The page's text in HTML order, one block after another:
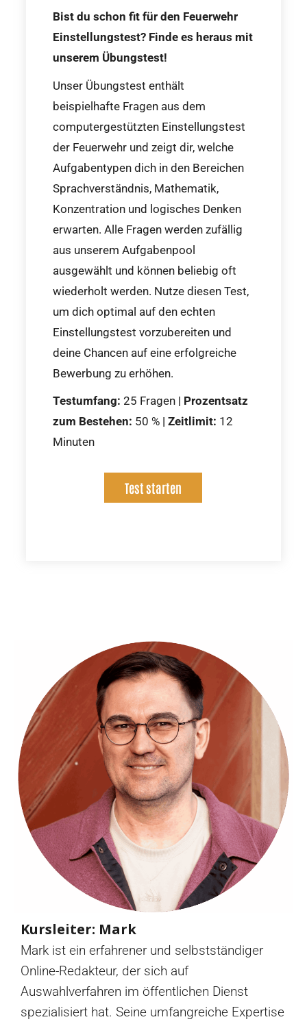
Bist du schon fit für den Feuerwehr
Einstellungstest? Finde es heraus mit
unserem Übungstest!
Unser Übungstest enthält
beispielhafte Fragen aus dem
computergestützten Einstellungstest
der Feuerwehr und zeigt dir, welche
Aufgabentypen dich in den Bereichen
Sprachverständnis, Mathematik,
Konzentration und logisches Denken
erwarten. Alle Fragen werden zufällig
aus unserem Aufgabenpool
ausgewählt und können beliebig oft
wiederholt werden. Nutze diesen Test,
um dich optimal auf den echten
Einstellungstest vorzubereiten und
deine Chancen auf eine erfolgreiche
Bewerbung zu erhöhen.
Testumfang: 25 Fragen | Prozentsatz
zum Bestehen: 50 % | Zeitlimit: 12
Minuten
Kursleiter: Mark
Mark ist ein erfahrener und selbstständiger
Online-Redakteur, der sich auf
Auswahlverfahren im öffentlichen Dienst
spezialisiert hat. Seine umfangreiche Expertise